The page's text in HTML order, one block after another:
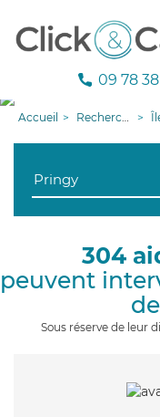
09 78
Accueil Recherche aide à domicile
304
peuvent
de
Sous réserve de leur